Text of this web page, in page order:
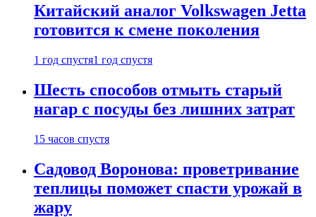
Китайский аналог Volkswagen Jetta
готовится к смене поколения
1 год спустя1 год спустя
Шесть способов отмыть старый
нагар с посуды без лишних затрат
15 часов спустя
Садовод Воронова: проветривание
теплицы поможет спасти урожай в
жару